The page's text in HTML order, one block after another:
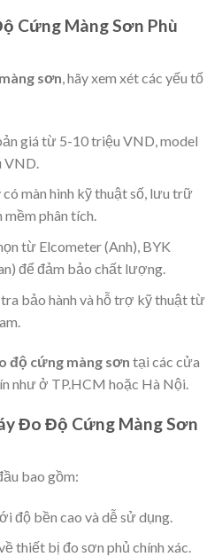
Cứng Màng Sơn Phù
sơn, hãy xem xét các yếu tố
giá từ 5-10 triệu VND, model
VND.
có màn hình kỹ thuật số, lưu trữ
phân tích.
từ Elcometer (Anh), BYK
để đảm bảo chất lượng.
bảo hành và hỗ trợ kỹ thuật từ
độ cứng màng sơn tại các cửa
như ở TP.HCM hoặc Hà Nội.
Đo Độ Cứng Màng Sơn
bao gồm:
độ bền cao và dễ sử dụng.
thiết bị đo sơn phủ chính xác.